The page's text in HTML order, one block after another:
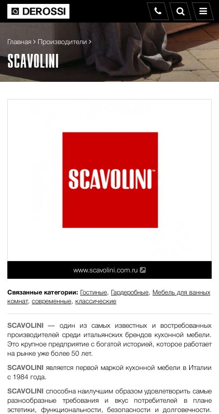
Главная Производители
SCAVOLINI
www.scavolini.com.ru
Связанные категории: Гостиные, Гардеробные,
Мебель для ванных
комнат, современные, классические
SCAVOLINI
— один из самых известных и востребованных
производителей среди итальянских брендов кухонной мебели.
Это крупное предприятие с богатой историей, которое работает
на рынке уже более 50 лет.
SCAVOLINI является первой маркой кухонной мебели в Италии
с 1984 года.
SCAVOLINI способна наилучшим образом удовлетворить самые
разнообразные требования и вкус потребителей в плане
эстетики, функциональности, безопасности и долговечности.